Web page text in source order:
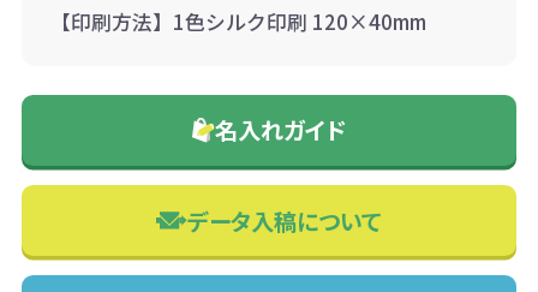
【印刷方法】1色シルク印刷 120×40mm
名入れガイド
データ入稿について